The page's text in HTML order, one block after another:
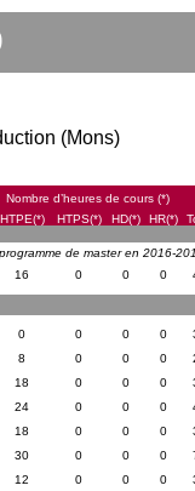
(Mons)
Nombre d’heures de cours (*)
HTPE(*) HTPS(*) HD(*) HR(*)
de master en 2016-
16 0 0 0
0 0 0 0
8 0 0 0
18 0 0 0
24 0 0 0
18 0 0 0
30 0 0 0
12 0 0 0